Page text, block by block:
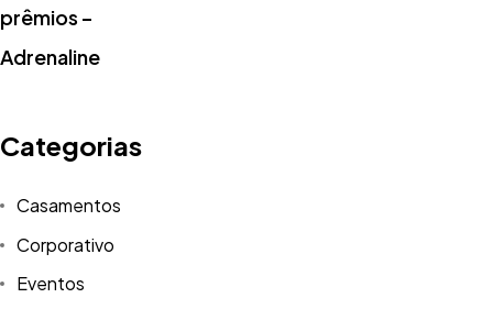
Categorias
Casamentos
Corporativo
Eventos